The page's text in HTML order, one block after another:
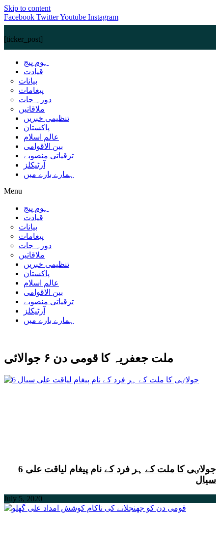
Skip to content
Facebook TwitterYoutube Instagram
[ticker_post]
ہوم پیج
قیادت
بیانات
پیغامات
دورہ جات
ملاقاتیں
تنظیمی خبریں
پاکستان
عالم اسلام
بین الاقوامی
ترقیاتی منصوبے
آرٹیکلز
ہمارے بارے میں
Menu
ہوم پیج
قیادت
بیانات
پیغامات
دورہ جات
ملاقاتیں
تنظیمی خبریں
پاکستان
عالم اسلام
بین الاقوامی
ترقیاتی منصوبے
آرٹیکلز
ہمارے بارے میں
ملت جعفریہ کا قومی دن ۶ جوالائی
6 جولاٸی کا ملت کے ہر فرد کے نام پیغام لیاقت علی
سیال
July 5, 2020